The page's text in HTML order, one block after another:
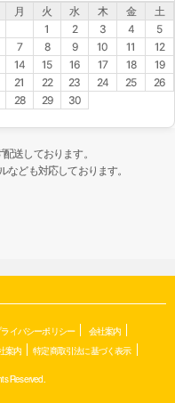
月 火 水 木 金
土
1
2 3 4
5
7 8 9 10 11
12
14 15 16 17 18
19
21 22 23 24 25
26
28 29 30
送しております。
なども対応しております。
イバシーポリシー
会社案内
案内 特定商取引法に基づく表示
Reserved.